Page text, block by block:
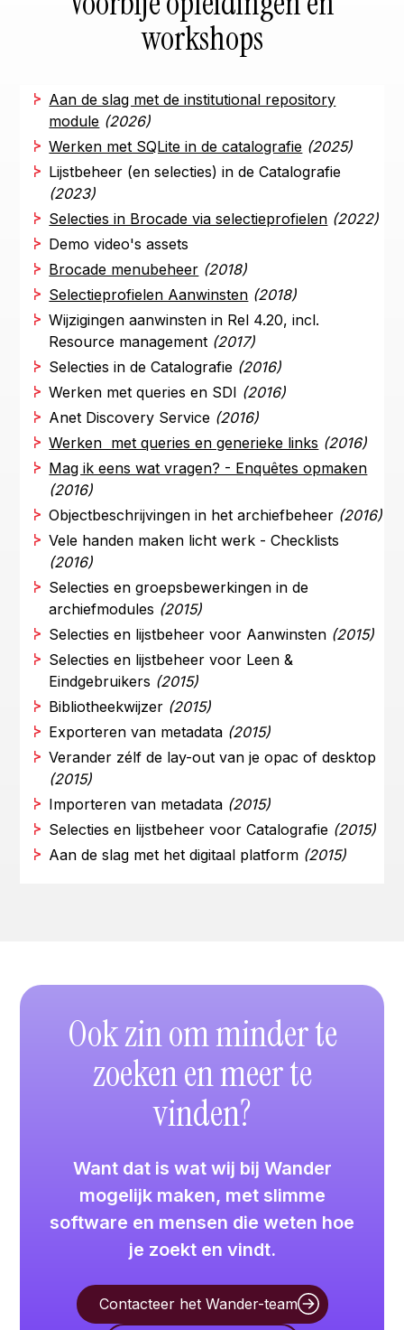
workshops
Aan de slag met de institutional repository
module (2026)
Werken met SQLite in de catalografie (2025)
Lijstbeheer (en selecties) in de Catalografie
(2023)
Selecties in Brocade via selectieprofielen (2022)
Demo video's assets
Brocade menubeheer (2018)
Selectieprofielen Aanwinsten (2018)
Wijzigingen aanwinsten in Rel 4.20, incl.
Resource management (2017)
Selecties in de Catalografie (2016)
Werken met queries en SDI (2016)
Anet Discovery Service (2016)
Werken met queries en generieke links (2016)
Mag ik eens wat vragen? - Enquêtes opmaken
(2016)
Objectbeschrijvingen in het archiefbeheer (2016)
Vele handen maken licht werk - Checklists
(2016)
Selecties en groepsbewerkingen in de
archiefmodules (2015)
Selecties en lijstbeheer voor Aanwinsten (2015)
Selecties en lijstbeheer voor Leen &
Eindgebruikers (2015)
Bibliotheekwijzer (2015)
Exporteren van metadata (2015)
Verander zélf de lay-out van je opac of desktop
(2015)
Importeren van metadata (2015)
Selecties en lijstbeheer voor Catalografie (2015)
Aan de slag met het digitaal platform (2015)
Ook zin om minder te
zoeken en meer te
vinden?
Want dat is wat wij bij Wander
mogelijk maken, met slimme
software en mensen die weten hoe
je zoekt en vindt.
Contacteer het Wander-team